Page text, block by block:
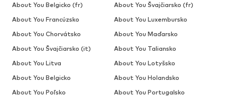
About You Belgicko (fr)
About You Švajčiarsko (fr)
About You Francúzsko
About You Luxembursko
About You Chorvátsko
About You Maďarsko
About You Švajčiarsko (it)
About You Taliansko
About You Litva
About You Lotyšsko
About You Belgicko
About You Holandsko
About You Poľsko
About You Portugalsko